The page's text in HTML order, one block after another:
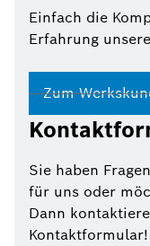
Einfach die
Erfahrung
Zum
Sie haben
für uns oder
Dann
Kontaktformular!